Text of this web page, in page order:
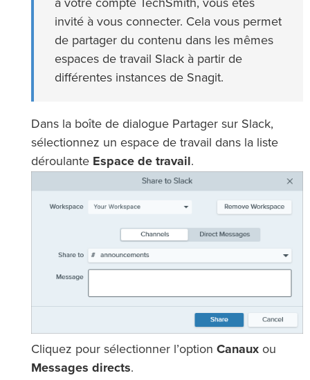
à votre compte TechSmith, vous êtes
invité à vous connecter. Cela vous permet
de partager du contenu dans les mêmes
espaces de travail Slack à partir de
différentes instances de Snagit.
Dans la boîte de dialogue Partager sur Slack,
sélectionnez un espace de travail dans la liste
déroulante Espace de travail .
Cliquez pour sélectionner l’option Canaux ou
Messages directs.